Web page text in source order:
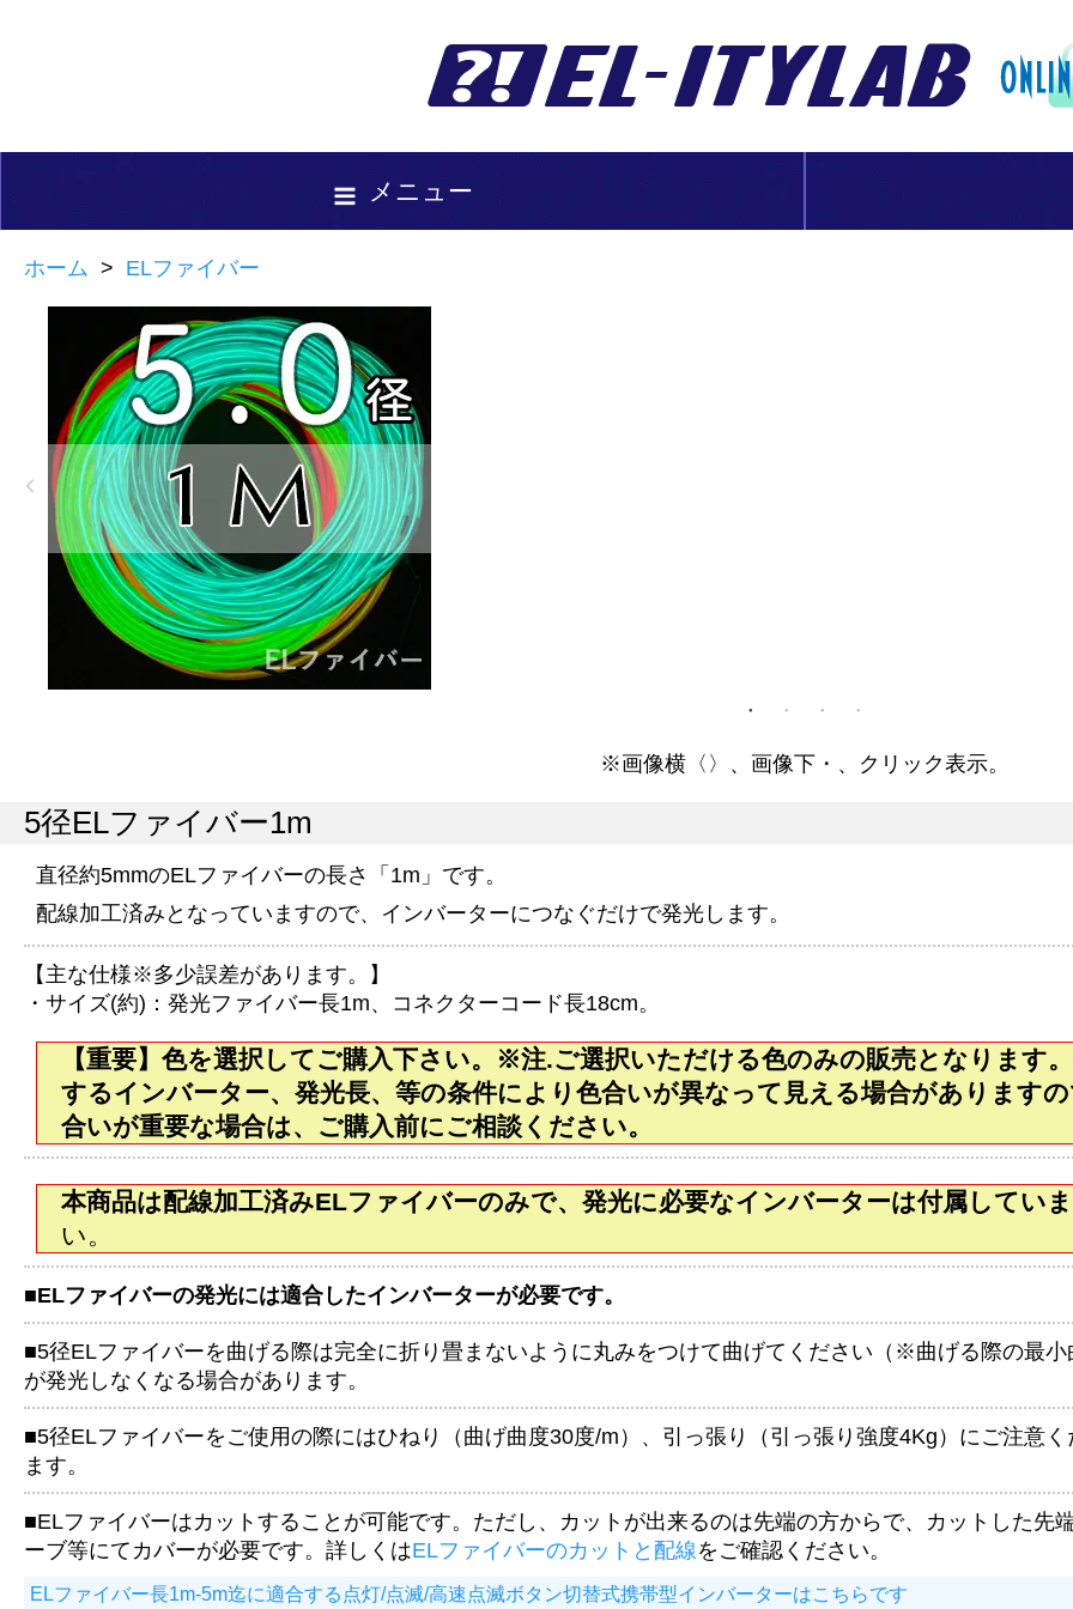
メニュー
ホーム > ELファイバー
※画像横〈〉、画像下・、クリック表示。
5径ELファイバー1m
直径約5mmのELファイバーの長さ「1m」です。
配線加工済みとなっていますので、インバーターにつなぐだけで発光します。
【主な仕様※多少誤差があります。】
・サイズ(約)：発光ファイバー長1m、コネクターコード長18cm。
【重要】色を選択してご購入下さい。※注.ご選択いただける色のみの販売となります
するインバーター、発光長、等の条件により色合いが異なって見える場合があります
合いが重要な場合は、ご購入前にご相談ください。
本商品は配線加工済みELファイバーのみで、発光に必要なインバーターは付属してい
い。
■ELファイバーの発光には適合したインバーターが必要です。
■5径ELファイバーを曲げる際は完全に折り畳まないように丸みをつけて曲げてください（※曲げる際の最
が発光しなくなる場合があります。
■5径ELファイバーをご使用の際にはひねり（曲げ曲度30度/m）、引っ張り（引っ張り強度4Kg）にご注意
ます。
■ELファイバーはカットすることが可能です。ただし、カットが出来るのは先端の方からで、カットした先
ーブ等にてカバーが必要です。詳しくはELファイバーのカットと配線をご確認ください。
ELファイバー長1m-5m迄に適合する点灯/点滅/高速点滅ボタン切替式携帯型インバーターはこちらです